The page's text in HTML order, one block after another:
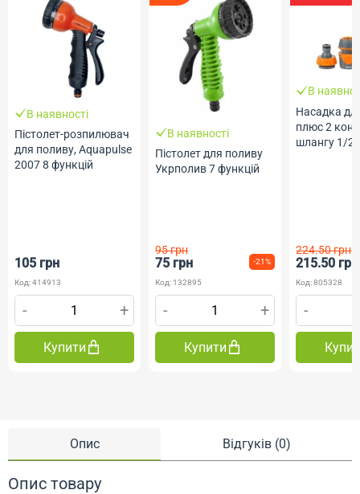
Опис Відгуків (0)
Опис товару
В наявності
Пістолет-розпилювач
для поливу, Aquapulse
2007 8 функцій
105 грн
Код: 414913
- +
Купити
В наявності
Пістолет для поливу
Укрполив 7 функцій
95 грн
75 грн -21%
Код: 132895
- +
Купити
В
Насадка
плюс 2
шлангу 1/
224.50 грн
215.50 грн
Код: 805328
-